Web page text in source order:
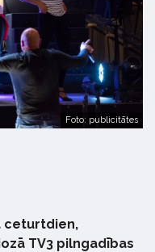
Foto: publicitātes
ceturtdien,
TV3 pilngadības